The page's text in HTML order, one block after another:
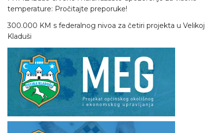
temperature: Pročitajte preporuke!
300.000 KM s federalnog nivoa za četiri projekta u Velikoj
Kladuši